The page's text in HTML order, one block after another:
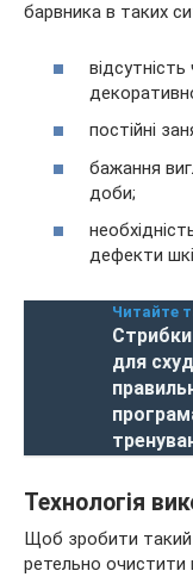
барвника в таких
постійні
бажання
доби;
дефекти
Читайте
для
Технологія
Щоб зробити такий
ретельно очистити